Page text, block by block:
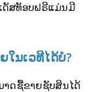
ດັສທັອບຟຣີແມ່ນມີ
ນເວທີໄດ້ບໍ?
ດຊື້ຂາຍຊັບສິນໄດ້